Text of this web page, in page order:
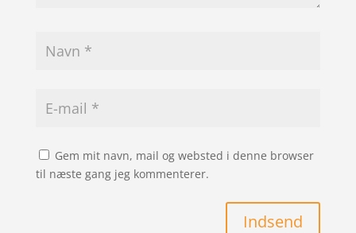
Gem mit navn, mail og websted i denne browser
til næste gang jeg kommenterer.
Indsend